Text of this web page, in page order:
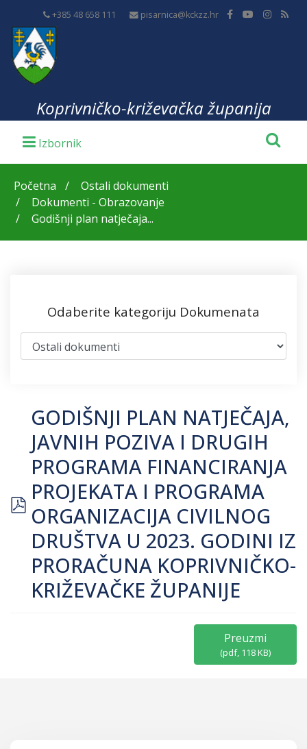
+385 48 658 111 pisarnica@kckzz.hr
Koprivničko-križevačka županija
Početna
Ostali dokumenti
Dokumenti - Obrazovanje
Godišnji plan natječaja...
Odaberite kategoriju Dokumenata
pdf
GODIŠNJI PLAN NATJEČAJA,
JAVNIH POZIVA I DRUGIH
PROGRAMA FINANCIRANJA
PROJEKATA I PROGRAMA
ORGANIZACIJA CIVILNOG
DRUŠTVA U 2023. GODINI IZ
PRORAČUNA KOPRIVNIČKO-
KRIŽEVAČKE ŽUPANIJE
Preuzmi
(pdf, 118 KB)